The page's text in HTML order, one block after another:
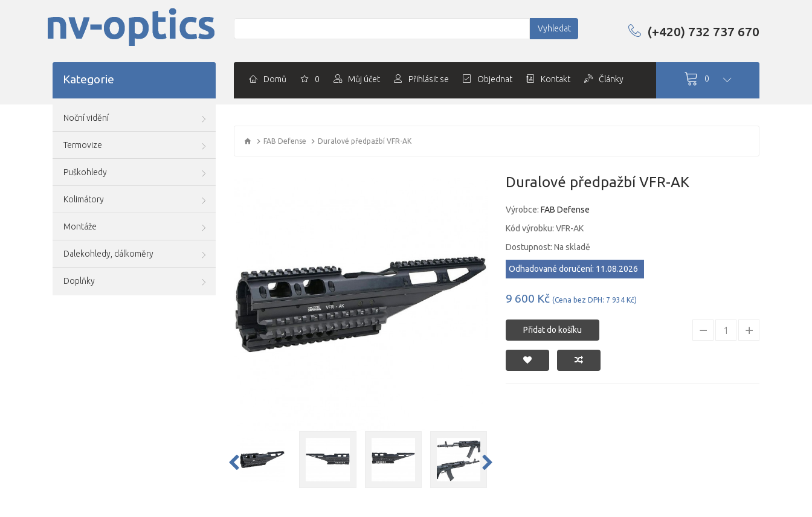
(+420) 732 737 670
Vyhledat
Kategorie Domů 0 Můj účet Přihlásit se Objednat Kontakt Články 0
Noční vidění
Termovize
Puškohledy
Kolimátory
Montáže
Dalekohledy, dálkoměry
Doplňky
FAB Defense Duralové předpažbí VFR-AK
Duralové předpažbí VFR-AK
Výrobce: FAB Defense
Kód výrobku: VFR-AK
Dostupnost: Na skladě
Odhadované doručení: 11.08.2026
9 600 Kč (Cena bez DPH: 7 934 Kč)
Přidat do košíku